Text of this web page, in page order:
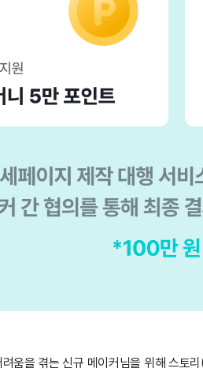
움을 겪는 신규 메이커님을 위해 스토